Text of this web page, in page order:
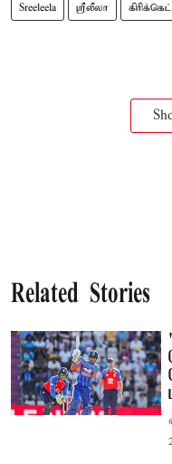
Sreeleela ஸ்ரீலீலா கிரிக்கெட்
Related Stories